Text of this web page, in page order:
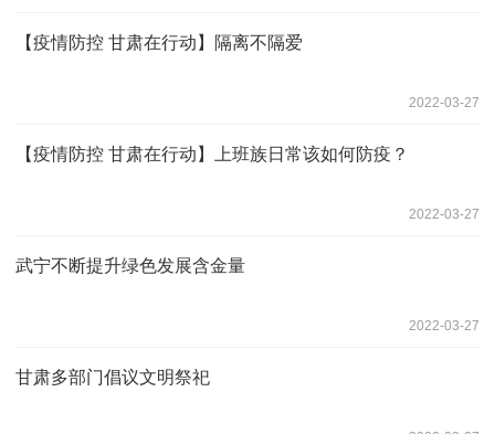
【疫情防控 甘肃在行动】隔离不隔爱
2022-03-27
【疫情防控 甘肃在行动】上班族日常该如何防疫？
2022-03-27
武宁不断提升绿色发展含金量
2022-03-27
甘肃多部门倡议文明祭祀